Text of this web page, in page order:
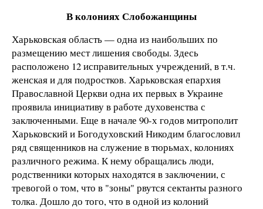
В колониях Слобожанщины
Харьковская область — одна из наибольших по
размещению мест лишения свободы. Здесь
расположено 12 исправительных учреждений, в т.ч.
женская и для подростков. Харьковская епархия
Православной Церкви одна их первых в Украине
проявила инициативу в работе духовенства с
заключенными. Еще в начале 90-х годов митрополит
Харьковский и Богодуховский Никодим благословил
ряд священников на служение в тюрьмах, колониях
различного режима. К нему обращались люди,
родственники которых находятся в заключении, с
тревогой о том, что в "зоны" рвутся сектанты разного
толка. Дошло до того, что в одной из колоний